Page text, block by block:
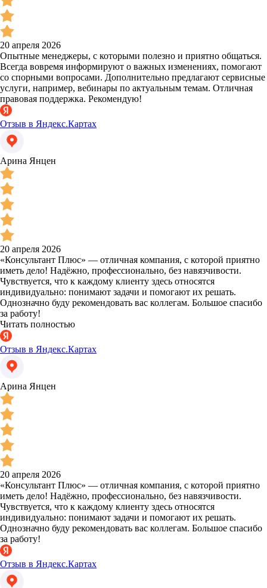
20 апреля 2026
Опытные менеджеры, с которыми полезно и приятно общаться.
Всегда вовремя информируют о важных изменениях, помогают
со спорными вопросами. Дополнительно предлагают сервисные
услуги, например, вебинары по актуальным темам. Отличная
правовая поддержка. Рекомендую!
Отзыв в Яндекс.Картах
Арина Янцен
20 апреля 2026
«Консультант Плюс» — отличная компания, с которой приятно
иметь дело! Надёжно, профессионально, без навязчивости.
Чувствуется, что к каждому клиенту здесь относятся
индивидуально: понимают задачи и помогают их решать.
Однозначно буду рекомендовать вас коллегам. Большое спасибо
за работу!
Читать полностью
Отзыв в Яндекс.Картах
Арина Янцен
20 апреля 2026
«Консультант Плюс» — отличная компания, с которой приятно
иметь дело! Надёжно, профессионально, без навязчивости.
Чувствуется, что к каждому клиенту здесь относятся
индивидуально: понимают задачи и помогают их решать.
Однозначно буду рекомендовать вас коллегам. Большое спасибо
за работу!
Отзыв в Яндекс.Картах